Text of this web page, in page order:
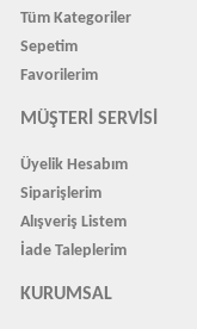
Tüm Kategoriler
Sepetim
Favorilerim
MÜŞTERI SERVISI
Üyelik Hesabım
Siparişlerim
Alışveriş Listem
İade Taleplerim
KURUMSAL